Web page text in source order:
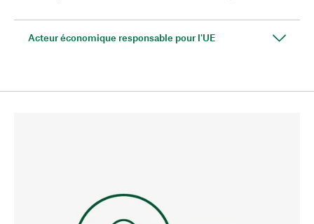
Acteur économique responsable pour l'UE